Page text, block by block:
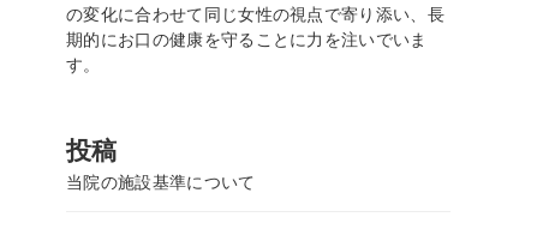
の変化に合わせて同じ女性の視点で寄り添い、長
期的にお口の健康を守ることに力を注いでいま
す。
投稿
当院の施設基準について